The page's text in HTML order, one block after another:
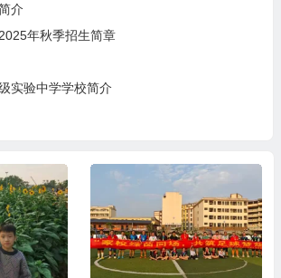
介
年秋季招生简章
实验中学学校简介